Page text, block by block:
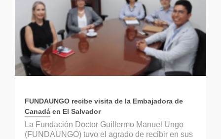
FUNDAUNGO recibe visita de la Embajadora de
Canadá en El Salvador
La Fundación Doctor Guillermo Manuel Ungo
(FUNDAUNGO) tuvo el agrado de recibir en sus